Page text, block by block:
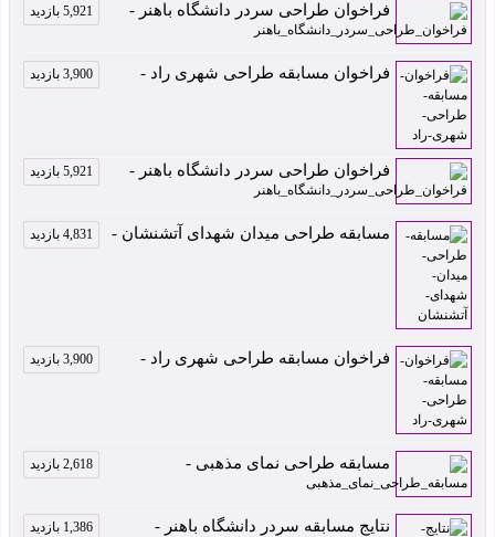
فراخوان طراحی سردر دانشگاه باهنر - 5,921 بازدید
فراخوان مسابقه طراحی شهری راد - 3,900 بازدید
فراخوان طراحی سردر دانشگاه باهنر - 5,921 بازدید
مسابقه طراحی میدان شهدای آتشنشان - 4,831 بازدید
فراخوان مسابقه طراحی شهری راد - 3,900 بازدید
مسابقه طراحی نمای مذهبی - 2,618 بازدید
نتایج مسابقه سردر دانشگاه باهنر - 1,386 بازدید